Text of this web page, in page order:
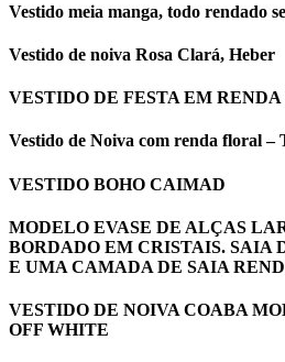
Vestido meia manga, todo rendado
Vestido de noiva Rosa Clará, Heber
VESTIDO DE FESTA EM RENDA
Vestido de Noiva com renda floral
VESTIDO BOHO CAIMAD
MODELO EVASE DE ALÇAS
BORDADO EM CRISTAIS. SAIA
E UMA CAMADA DE SAIA
VESTIDO DE NOIVA COABA
OFF WHITE